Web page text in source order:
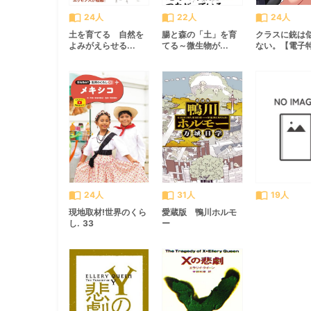
import_contacts 24人
土を育てる 自然を
よみがえらせる...
import_contacts 22人
腸と森の「土」を育
てる～微生物が...
import_contacts 24人
クラスに銃は
ない。【電子
import_contacts 24人
現地取材!世界のくら
し. 33
import_contacts 31人
愛蔵版 鴨川ホルモ
ー
import_contacts 19人